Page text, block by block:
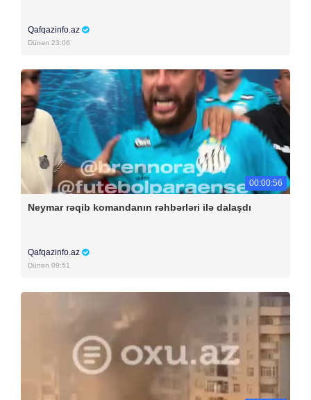
Qafqazinfo.az
Dünən 23:06
00:00:56
Neymar rəqib komandanın rəhbərləri ilə dalaşdı
Qafqazinfo.az
Dünən 09:51